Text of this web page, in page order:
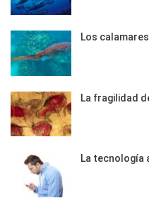
Los
La fragilidad
La tecnología